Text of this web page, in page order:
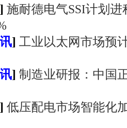
] 施耐德电气SSI计划
] 工业以太网市场预
] 制造业研报：中国
] 低压配电市场智能化